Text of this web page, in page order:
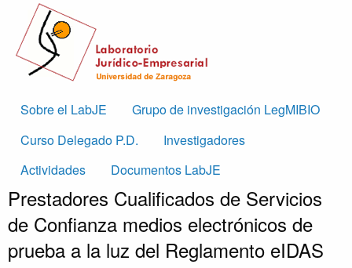
Skip to main content
Main
Sobre el LabJE
Grupo de investigación LegMIBIO
Curso Delegado P.D.
Investigadores
Actividades
Documentos LabJE
Prestadores Cualificados de Servicios
de Confianza medios electrónicos de
prueba a la luz del Reglamento eIDAS